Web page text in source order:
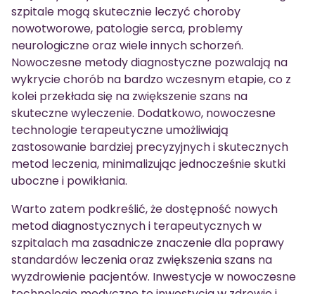
szpitale mogą skutecznie leczyć choroby
nowotworowe, patologie serca, problemy
neurologiczne oraz wiele innych schorzeń.
Nowoczesne metody diagnostyczne pozwalają na
wykrycie chorób na bardzo wczesnym etapie, co z
kolei przekłada się na zwiększenie szans na
skuteczne wyleczenie. Dodatkowo, nowoczesne
technologie terapeutyczne umożliwiają
zastosowanie bardziej precyzyjnych i skutecznych
metod leczenia, minimalizując jednocześnie skutki
uboczne i powikłania.
Warto zatem podkreślić, że dostępność nowych
metod diagnostycznych i terapeutycznych w
szpitalach ma zasadnicze znaczenie dla poprawy
standardów leczenia oraz zwiększenia szans na
wyzdrowienie pacjentów. Inwestycje w nowoczesne